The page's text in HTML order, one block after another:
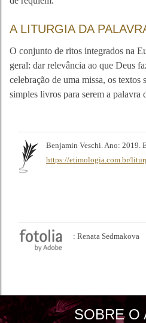
A LITURGIA DA
O conjunto de ritos integrados na
geral: dar relevância ao que Deus
celebração de uma missa, os textos
simples livros para serem a palavra
Benjamin Veschi. Ano: 2019.
https://etimologia.com.br/
: Renata Sedmakova
SOBRE O